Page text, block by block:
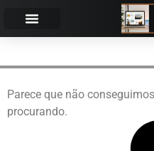
Parece que não
procurando.